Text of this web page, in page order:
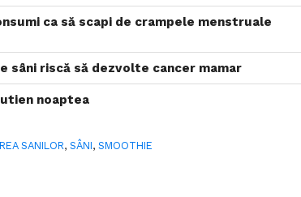
ca să scapi de crampele menstruale
sâni riscă să dezvolte cancer mamar
noaptea
SANILOR,SÂNI,SMOOTHIE